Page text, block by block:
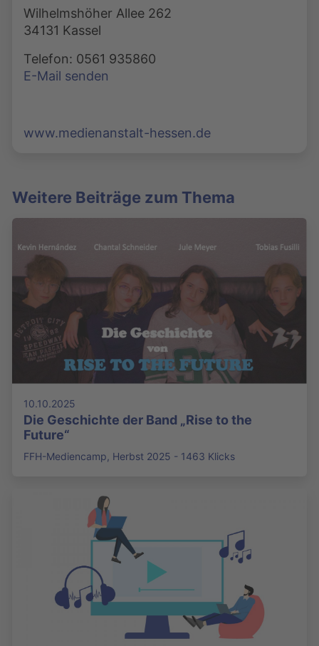
Wilhelmshöher Allee 262
34131 Kassel
Telefon: 0561 935860
E-Mail senden
www.medienanstalt-hessen.de
Weitere Beiträge zum Thema
10.10.2025
Die Geschichte der Band „Rise to the
Future“
FFH-Mediencamp, Herbst 2025 - 1463 Klicks